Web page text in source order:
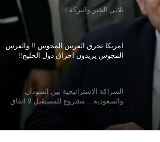
ثلاثي الخير والبركة !
امريكا تحرق الفرس المجوس !! والفرس
المجوس يريدون احراق دول الخليج!!
الشراكة الاستراتيجية بين السودان
والسعودية… مشروع للمستقبل لا اتفاق